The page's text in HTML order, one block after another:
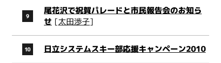
尾花沢で祝賀パレードと市民報告会のお知ら
せ [太田渉子]
日立システムスキー部応援キャンペーン2010